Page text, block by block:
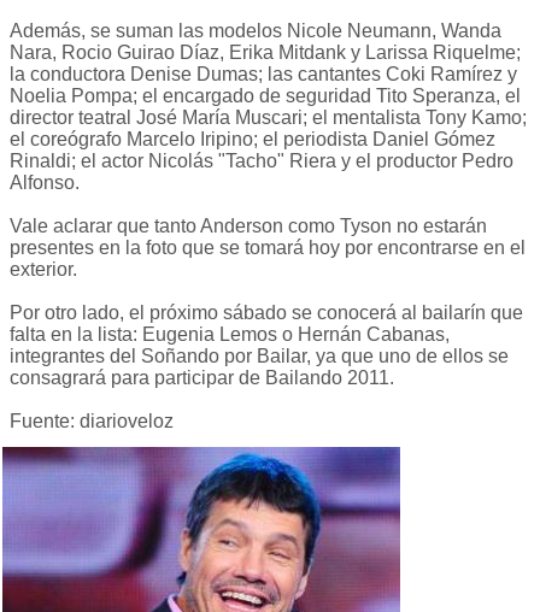
Además, se suman las modelos Nicole Neumann, Wanda
Nara, Rocio Guirao Díaz, Erika Mitdank y Larissa Riquelme;
la conductora Denise Dumas; las cantantes Coki Ramírez y
Noelia Pompa; el encargado de seguridad Tito Speranza, el
director teatral José María Muscari; el mentalista Tony Kamo;
el coreógrafo Marcelo Iripino; el periodista Daniel Gómez
Rinaldi; el actor Nicolás "Tacho" Riera y el productor Pedro
Alfonso.
Vale aclarar que tanto Anderson como Tyson no estarán
presentes en la foto que se tomará hoy por encontrarse en el
exterior.
Por otro lado, el próximo sábado se conocerá al bailarín que
falta en la lista: Eugenia Lemos o Hernán Cabanas,
integrantes del Soñando por Bailar, ya que uno de ellos se
consagrará para participar de Bailando 2011.
Fuente: diarioveloz